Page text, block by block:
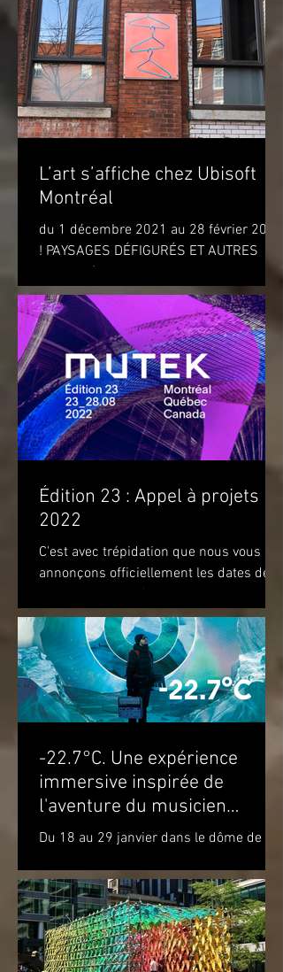
L’art s’affiche chez Ubisoft
Montréal
du 1 décembre 2021 au 28 février 2022
! PAYSAGES DÉFIGURÉS ET AUTRES
AND OTHER OBJECTS) de l'artiste...
Édition 23 : Appel à projets
2022
C'est avec trépidation que nous vous
annonçons officiellement les dates de
attendons du 22 au 28 août...
-22.7°C. Une expérience
immersive inspirée de
l'aventure du musicien
Molécule dans le cercle
Du 18 au 29 janvier dans le dôme de la
technologiques [SAT] est heureuse de
présenter l’expérience...